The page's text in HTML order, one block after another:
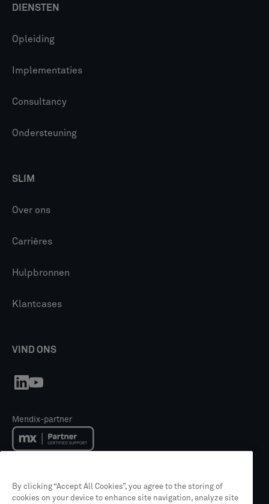
DIENSTEN
Opleiding
Implementaties
Consultancy
Ondersteuning
SLIM
Over ons
Carrières
Hulpbronnen
Klantcases
VIND ONS
Mendix-partner
By clicking “Accept All Cookies”, you agree to the storing of
cookies on your device to enhance site navigation, analyze site